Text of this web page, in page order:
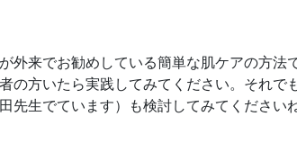
外来でお勧めしている簡単な肌ケアの方法
の方いたら実践してみてください。それで
先生でています）も検討してみてください